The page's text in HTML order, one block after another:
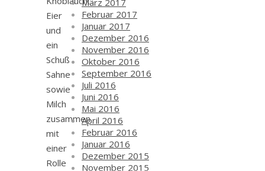
Eier
und
ein
Schuß
Sahne
sowie
Milch
zusammen
mit
einer
Rolle
Februar 2017
Januar 2017
Dezember 2016
November 2016
Oktober 2016
September 2016
Juli 2016
Juni 2016
Mai 2016
April 2016
Februar 2016
Januar 2016
Dezember 2015
November 2015